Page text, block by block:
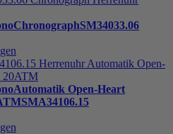
ChronographSM34033.06
Automatik Open-Heart
SMA34106.15